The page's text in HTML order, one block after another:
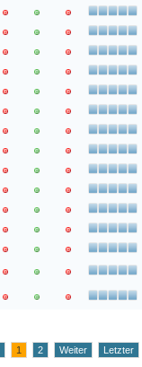
1 2 Weiter Letzter